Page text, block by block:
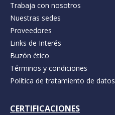
Trabaja con nosotros
Nuestras sedes
Proveedores
Links de Interés
Buzón ético
Términos y condiciones
Política de tratamiento de datos
CERTIFICACIONES